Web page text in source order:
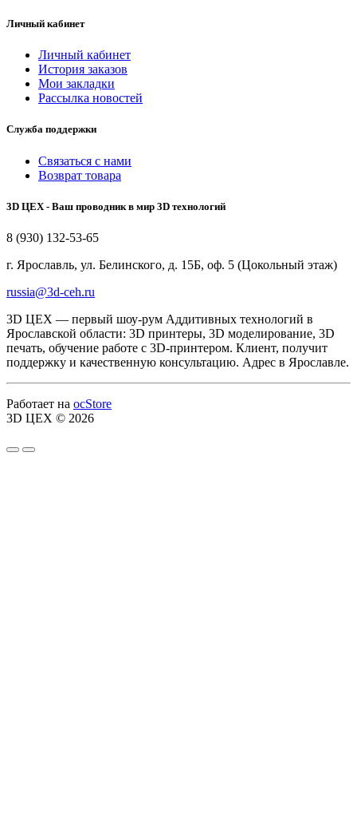
Личный кабинет
Личный кабинет
История заказов
Мои закладки
Рассылка новостей
Служба поддержки
Связаться с нами
Возврат товара
3D ЦЕХ - Ваш проводник в мир 3D технологий
8 (930) 132-53-65
г. Ярославль, ул. Белинского, д. 15Б, оф. 5 (Цокольный этаж)
russia@3d-ceh.ru
3D ЦЕХ — первый шоу-рум Аддитивных технологий в
Ярославской области: 3D принтеры, 3D моделирование, 3D
печать, обучение работе с 3D-принтером. Клиент, получит
поддержку и качественную консультацию. Адрес в Ярославле.
Работает на ocStore
3D ЦЕХ © 2026